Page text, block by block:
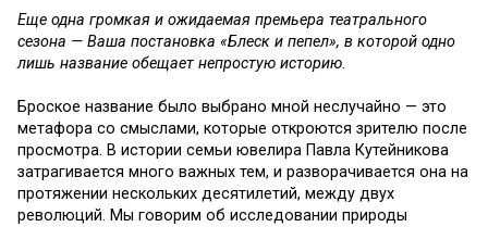
Еще одна громкая и ожидаемая премьера театрального
сезона — Ваша постановка «Блеск и пепел», в которой одно
лишь название обещает непростую историю.
Броское название было выбрано мной неслучайно — это
метафора со смыслами, которые откроются зрителю после
просмотра. В истории семьи ювелира Павла Кутейникова
затрагивается много важных тем, и разворачивается она на
протяжении нескольких десятилетий, между двух
революций. Мы говорим об исследовании природы